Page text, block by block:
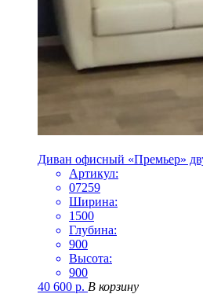
Диван офисный «Премьер»
Артикул:
07259
Ширина:
1500
Глубина:
900
Высота:
900
40 600 р. В корзину